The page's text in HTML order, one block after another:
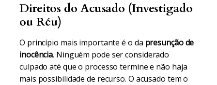
Direitos do Acusado (Investigado
ou Réu)
O princípio mais importante é o da presunção de
inocência. Ninguém pode ser considerado
culpado até que o processo termine e não haja
mais possibilidade de recurso. O acusado tem o